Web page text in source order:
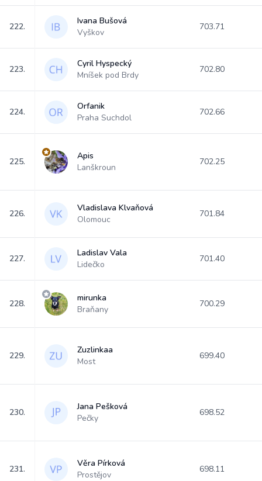
222.
Ivana Bušová
Vyškov
703.71
223.
Cyril Hyspecký
Mníšek pod Brdy
702.80
224.
Orfanik
Praha Suchdol
702.66
225.
Apis
Lanškroun
702.25
226.
Vladislava Klvaňová
Olomouc
701.84
227.
Ladislav Vala
Lidečko
701.40
228.
mirunka
Braňany
700.29
229.
Zuzlinkaa
Most
699.40
230.
Jana Pešková
Pečky
698.52
231.
Věra Pírková
Prostějov
698.11